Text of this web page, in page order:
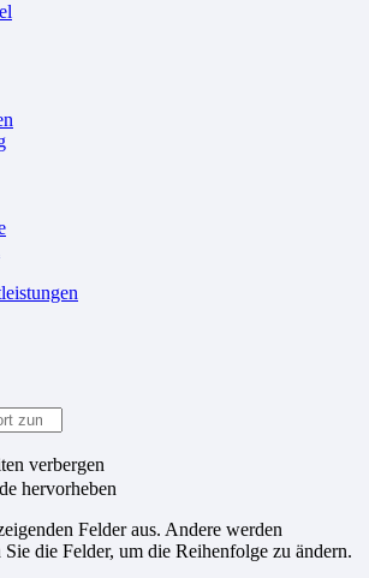
verbergen
hervorheben
Felder aus. Andere werden
Sie die Felder, um die Reihenfolge zu ändern.